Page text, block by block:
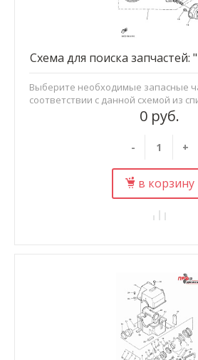
0 руб.
- +
в корзину
Схема для поиска запчастей:
Выберите необходимые запасные
соответствии с данной схемой из